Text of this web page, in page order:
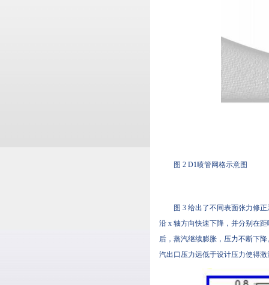
图 2 D1喷管网格示意图
图 3 给出了不同表面张力修正系
沿 x 轴方向快速下降，并分别在
后，蒸汽继续膨胀，压力不断下
汽出口压力远低于设计压力使得激波向